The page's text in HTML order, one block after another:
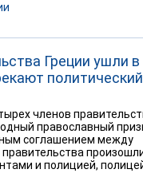
Греции ушли в
членов
православный
соглашением между
правительства
и полицией,